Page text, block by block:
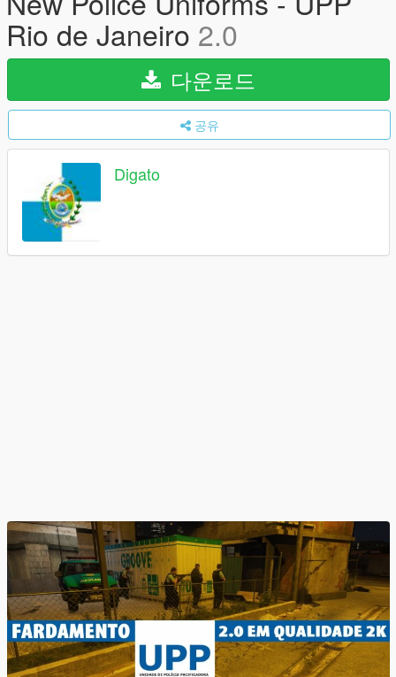
Rio de Janeiro 2.0
다운로드
공유
Digato